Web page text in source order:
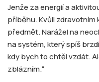
Jenže za energií a
příběhu. Kvůli
předmět. Narážel na
na systém, který spíš
kdy bych to chtěl vzdát.
zblázním.“